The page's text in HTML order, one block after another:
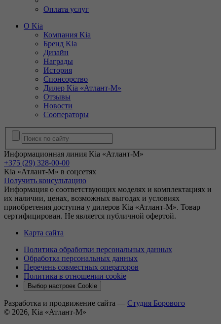
Оплата услуг
О Kia
Компания Kia
Бренд Kia
Дизайн
Награды
История
Спонсорство
Дилер Kia «Атлант-М»
Отзывы
Новости
Сооператоры
Информационная линия Kia «Атлант-М»
+375 (29) 328-00-00
Kia «Атлант-М» в соцсетях
Получить консультацию
Информация о соответствующих моделях и комплектациях и
их наличии, ценах, возможных выгодах и условиях
приобретения доступна у дилеров Kia «Атлант-М». Товар
сертифицирован. Не является публичной офертой.
Карта сайта
Политика обработки персональных данных
Обработка персональных данных
Перечень совместных операторов
Политика в отношении cookie
Выбор настроек Cookie
Разработка и продвижение сайта — Студия Борового
© 2026, Kia «Атлант-М»